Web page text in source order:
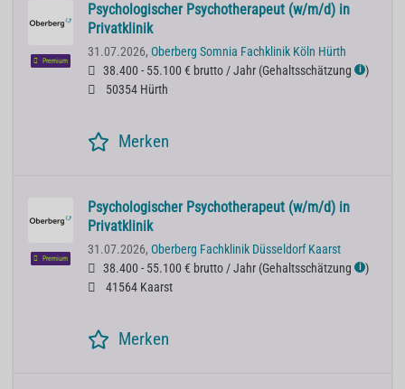
Premium
Psychologischer Psychotherapeut (w/m/d) in
Privatklinik
31.07.2026, Oberberg Somnia Fachklinik Köln Hürth
38.400 - 55.100 € brutto / Jahr (Gehaltsschätzung ℹ )
50354 Hürth
Merken
Premium
Psychologischer Psychotherapeut (w/m/d) in
Privatklinik
31.07.2026, Oberberg Fachklinik Düsseldorf Kaarst
38.400 - 55.100 € brutto / Jahr (Gehaltsschätzung ℹ )
41564 Kaarst
Merken